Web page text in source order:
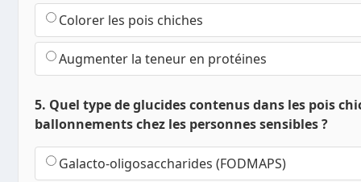
Colorer les pois chiches
Augmenter la teneur en protéines
5. Quel type de glucides contenus dans les pois
ballonnements chez les personnes sensibles ?
Galacto-oligosaccharides (FODMAPS)